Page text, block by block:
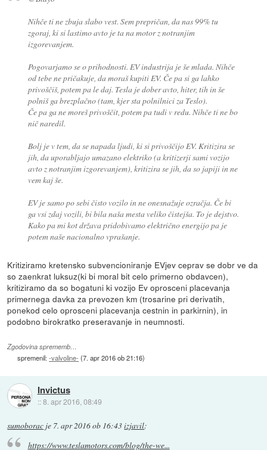
Nihče ti ne zbuja slabo vest. Sem prepričan, da nas 99% tu
zgoraj, ki si lastimo avto je ta na motor z notranjim
izgorevanjem.
Pogovarjamo se o prihodnosti. EV industrija je še mlada. Nihče
od tebe ne pričakuje, da moraš kupiti EV. Če pa si ga lahko
privoščiš, potem pa le daj. Tesla je dober avto, hiter, tih in še
polniš ga brezplačno (tam, kjer sta polnilnici za Teslo).
Če pa ga ne moreš privoščit, potem pa tudi v redu. Nihče ti ne bo
nič naredil.
Bolj je v tem, da se napada ljudi, ki si privoščijo EV. Kritizira se
jih, da uporabljajo umazano elektriko (a kritizerji sami vozijo
avto z notranjim izgorevanjem), kritizira se jih, da so japiji in ne
vem kaj še.
EV je samo po sebi čisto vozilo in ne onesnažuje ozračja. Če bi
ga vsi zdaj vozili, bi bila naša mesta veliko čistejša. To je dejstvo.
Kako pa mi kot država pridobivamo električno energijo pa je
potem naše nacionalno vprašanje.
Kritiziramo kretensko subvencioniranje EVjev ceprav se dobr ve da
so zaenkrat luksuz(ki bi moral bit celo primerno obdavcen),
kritiziramo da so bogatuni ki vozijo Ev oprosceni placevanja
primernega davka za prevozen km (trosarine pri derivatih,
ponekod celo oprosceni placevanja cestnin in parkirnin), in
podobno birokratko preseravanje in neumnosti.
Zgodovina sprememb…
spremenil:-valvoline- (7. apr 2016 ob 21:16)
Invictus
::8. apr 2016, 08:49
sumoborac je 7. apr 2016 ob 16:43izjavil:
https://www.teslamotors.com/blog/the-we...